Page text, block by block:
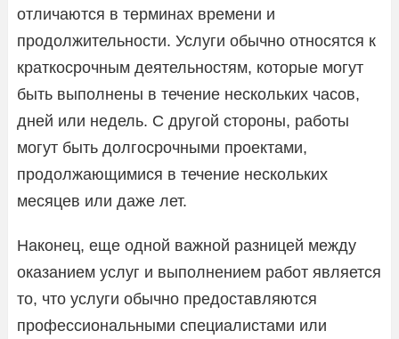
отличаются в терминах времени и
продолжительности. Услуги обычно относятся к
краткосрочным деятельностям, которые могут
быть выполнены в течение нескольких часов,
дней или недель. С другой стороны, работы
могут быть долгосрочными проектами,
продолжающимися в течение нескольких
месяцев или даже лет.
Наконец, еще одной важной разницей между
оказанием услуг и выполнением работ является
то, что услуги обычно предоставляются
профессиональными специалистами или